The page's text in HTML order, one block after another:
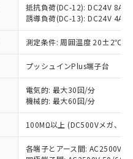
抵抗負荷(DC-12): DC24V 8A/
誘導負荷(DC-13): DC24V 4A/
測定条件: 周囲温度 20±2℃、
プッシュインPlus端子台
電気的: 最大30回/分
機械的: 最大60回/分
100MΩ以上 (DC500Vメガ、点
各端子とアース間: AC2500V
社制御機器事業取扱
および標準価格
いただくもので
取扱商品の中には、
外となる商品もある
さい。
準価格照会結果は、
日時点での社内デー
れるものであり、閲
場合があることをご
指令（10物質）の
中または確認中の
など無形物で、有
商品です。
非含有部品として
明した場合などや
あります。
1000ppm以下、 カド
下、ポリ臭化ビフェニル
有率が中国RoHSの
示します。
有率が中国RoHSの
を示します。
社販売部門へお問
社製品のうち、外国
易法に定める商品
」という）を輸出
供する場合は、日本
(または役務取引許
の必要な手続きを